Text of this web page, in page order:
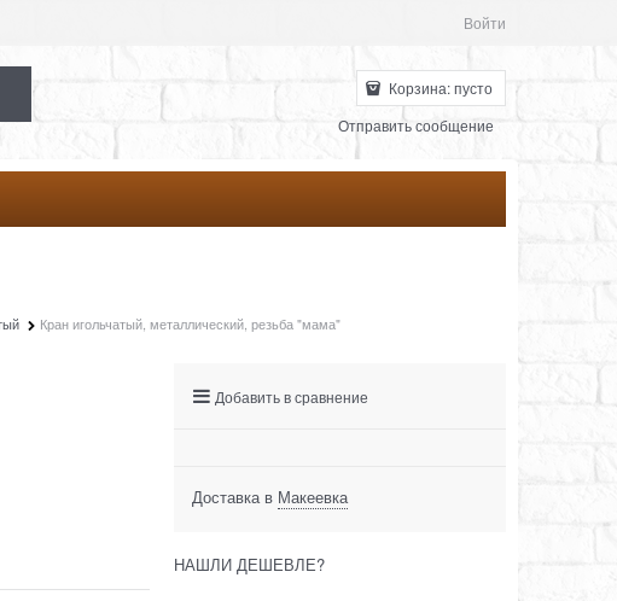
Войти
Корзина:пусто
Отправить сообщение
Кран игольчатый, металлический, резьба "мама"
Добавить в сравнение
Доставка в Макеевка
НАШЛИ ДЕШЕВЛЕ?